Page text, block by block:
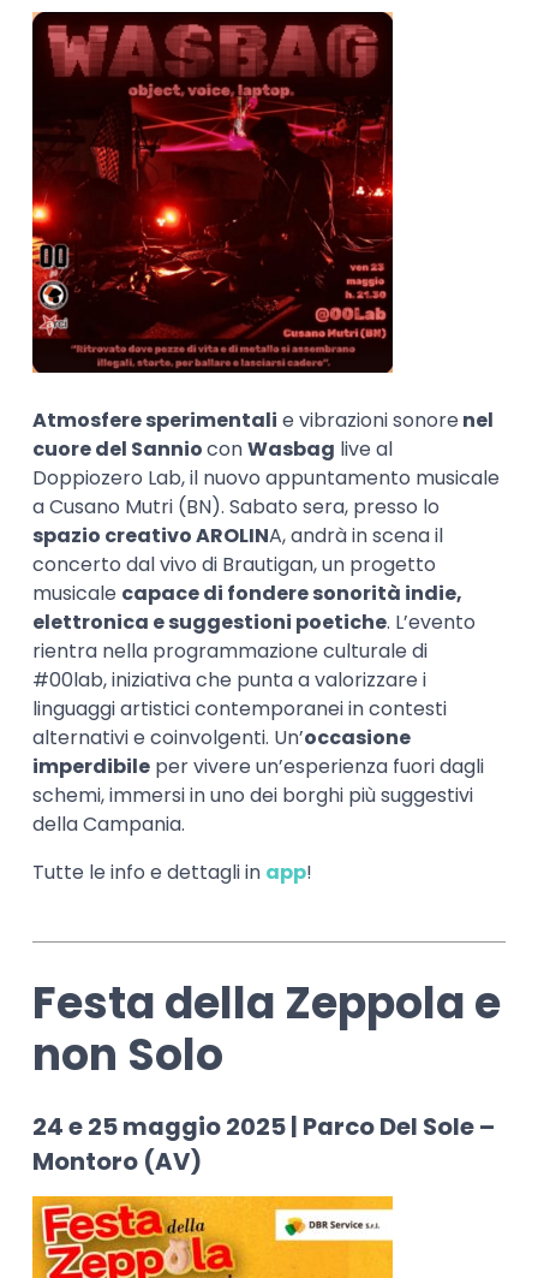
Atmosfere sperimentali e vibrazioni sonore nel
cuore del SannioconWasbag live al
Doppiozero Lab, il nuovo appuntamento musicale
a Cusano Mutri (BN). Sabato sera, presso lo
spazio creativo AROLINA, andrà in scena il
concerto dal vivo di Brautigan, un progetto
musicale capace di fondere sonorità indie,
elettronica e suggestioni poetiche. L’evento
rientra nella programmazione culturale di
#00lab, iniziativa che punta a valorizzare i
linguaggi artistici contemporanei in contesti
alternativi e coinvolgenti. Un’occasione
imperdibile per vivere un’esperienza fuori dagli
schemi, immersi in uno dei borghi più suggestivi
della Campania.
Tutte le info e dettagli in app!
Festa della Zeppola e
non Solo
24 e 25 maggio 2025 | Parco Del Sole –
Montoro (AV)